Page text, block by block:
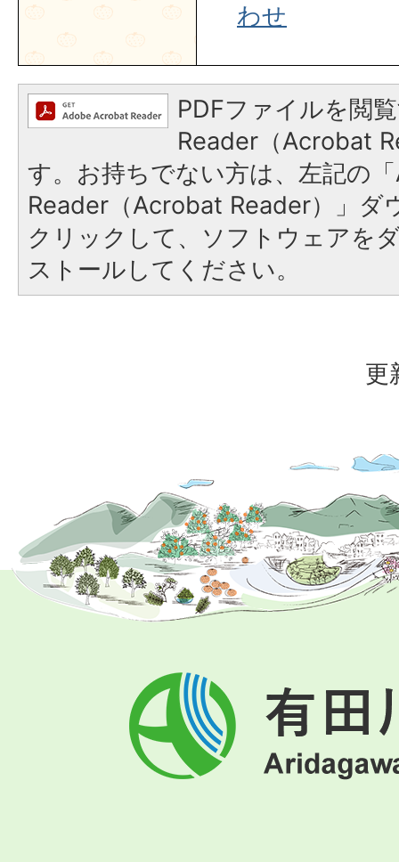
わせ
PDFファイルを閲
Reader（Acrobat
す。お持ちでない方は、左記の
Reader（Acrobat Reader）」ダ
クリックして、ソフトウェアを
ストールしてください。
更
有
田
川
町